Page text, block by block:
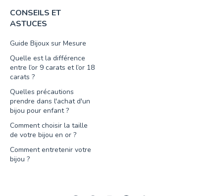
CONSEILS ET
ASTUCES
Guide Bijoux sur Mesure
Quelle est la différence
entre l’or 9 carats et l’or 18
carats ?
Quelles précautions
prendre dans l'achat d'un
bijou pour enfant ?
Comment choisir la taille
de votre bijou en or ?
Comment entretenir votre
bijou ?